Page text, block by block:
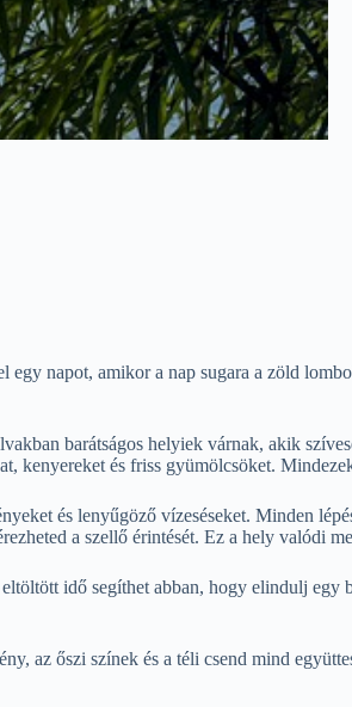
napot, amikor a nap sugara a zöld
barátságos helyiek várnak, akik
kenyereket és friss gyümölcsöket.
és lenyűgöző vízeséseket. Minden
a szellő érintését. Ez a hely valódi
idő segíthet abban, hogy elindulj egy
az őszi színek és a téli csend mind